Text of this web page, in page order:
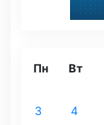
Пн Вт
3
4